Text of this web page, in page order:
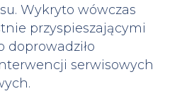
Wykryto wówczas
przyspieszającymi
doprowadziło
serwisowych